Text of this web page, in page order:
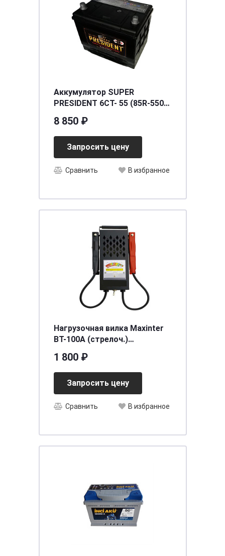
Аккумулятор SUPER
PRESIDENT 6СТ- 55 (85R-550)
[д230ш172в180/550]
8 850 ₽
Запросить цену
Сравнить В избранное
Нагрузочная вилка Maxinter
BT-100A (стрелоч.)
1 800 ₽
Запросить цену
Сравнить В избранное